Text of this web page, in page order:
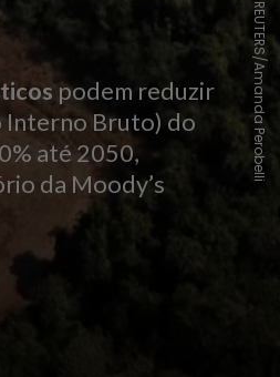
podem reduzir
Interno Bruto) do
até 2050,
da Moody’s
REUTERS/Amanda Perobelli